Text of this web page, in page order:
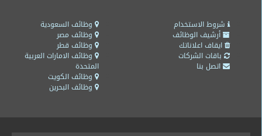
وظائف السعودية
وظائف مصر
وظائف قطر
وظائف الامارات العربية
المتحدة
وظائف الكويت
وظائف البحرين
شروط الاستخدام
أرشيف الوظائف
ايقاف اعلاناتك
باقات الشركات
اتصل بنا